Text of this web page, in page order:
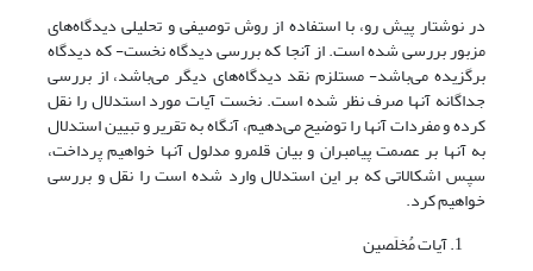
در نوشتار پیش رو، با استفاده از روش توصیفی و تحلیلی دیدگاه‌های
مزبور بررسی شده است. از آنجا که بررسی دیدگاه نخست- که دیدگاه
برگزیده می‌باشد- مستلزم نقد دیدگاه‌های دیگر می‌باشد، از بررسی
جداگانه آنها صرف نظر شده است. نخست آیات مورد استدلال را نقل
کرده و مفردات آنها را توضیح می‌دهیم، آنگاه به تقریر و تبیین استدلال
به آنها بر عصمت پیامبران و بیان قلمرو مدلول آنها خواهیم پرداخت،
سپس اشکالاتی که بر این استدلال وارد شده است را نقل و بررسی
خواهیم کرد.
آیات مُخلَصین